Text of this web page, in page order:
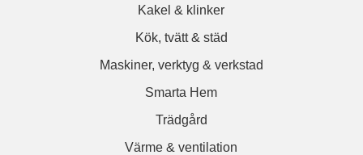
Kakel & klinker
Kök, tvätt & städ
Maskiner, verktyg & verkstad
Smarta Hem
Trädgård
Värme & ventilation